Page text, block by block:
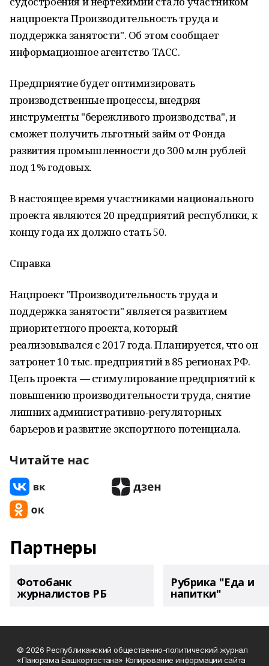
нацпроекта Производительность труда и
поддержка занятости". Об этом сообщает
информационное агентство ТАСС.
Предприятие будет оптимизировать
производственные процессы, внедряя
инструменты "бережливого производства", и
сможет получить льготный займ от Фонда
развития промышленности до 300 млн рублей
под 1% годовых.
В настоящее время участниками национального
проекта являются 20 предприятий республики, к
концу года их должно стать 50.
Справка
Нацпроект "Производительность труда и
поддержка занятости" является развитием
приоритетного проекта, который
реализовывался с 2017 года. Планируется, что он
затронет 10 тыс. предприятий в 85 регионах РФ.
Цель проекта — стимулирование предприятий к
повышению производительности труда, снятие
лишних административно-регуляторных
барьеров и развитие экспортного потенциала.
Читайте нас
Партнеры
Фотобанк
журналистов РБ
Рубрика "Еда и
напитки"
© 2026 Республиканский общественно-политический журнал
«Панорама Башкортостана» Копирование информации сайта